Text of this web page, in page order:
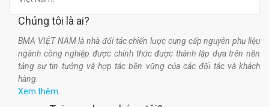
Chúng tôi là ai?
BMA VIỆT NAM là nhà đối tác chiến lược cung cấp nguyên phụ liệu
ngành công nghiệp được chính thức được thành lập dựa trên nền
tảng sự tin tưởng và hợp tác bền vững của các đối tác và khách
hàng.
Xem thêm